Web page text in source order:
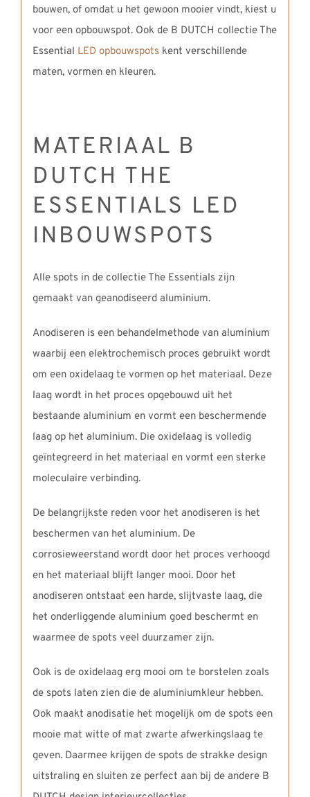
bouwen, of omdat u het gewoon mooier vindt, kiest u
voor een opbouwspot. Ook de B DUTCH collectie The
Essential LED opbouwspots kent verschillende
maten, vormen en kleuren.
MATERIAAL B
DUTCH THE
ESSENTIALS LED
INBOUWSPOTS
Alle spots in de collectie The Essentials zijn
gemaakt van geanodiseerd aluminium.
Anodiseren is een behandelmethode van aluminium
waarbij een elektrochemisch proces gebruikt wordt
om een oxidelaag te vormen op het materiaal. Deze
laag wordt in het proces opgebouwd uit het
bestaande aluminium en vormt een beschermende
laag op het aluminium. Die oxidelaag is volledig
geïntegreerd in het materiaal en vormt een sterke
moleculaire verbinding.
De belangrijkste reden voor het anodiseren is het
beschermen van het aluminium. De
corrosieweerstand wordt door het proces verhoogd
en het materiaal blijft langer mooi. Door het
anodiseren ontstaat een harde, slijtvaste laag, die
het onderliggende aluminium goed beschermt en
waarmee de spots veel duurzamer zijn.
Ook is de oxidelaag erg mooi om te borstelen zoals
de spots laten zien die de aluminiumkleur hebben.
Ook maakt anodisatie het mogelijk om de spots een
mooie mat witte of mat zwarte afwerkingslaag te
geven. Daarmee krijgen de spots de strakke design
uitstraling en sluiten ze perfect aan bij de andere B